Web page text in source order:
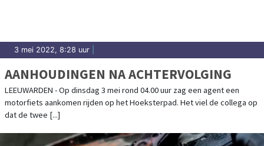
3 mei 2022, 8:28 uur
AANHOUDINGEN NA ACHTERVOLGING
LEEUWARDEN - Op dinsdag 3 mei rond 04.00 uur zag een agent een
motorfiets aankomen rijden op het Hoeksterpad. Het viel de collega op
dat de twee [...]